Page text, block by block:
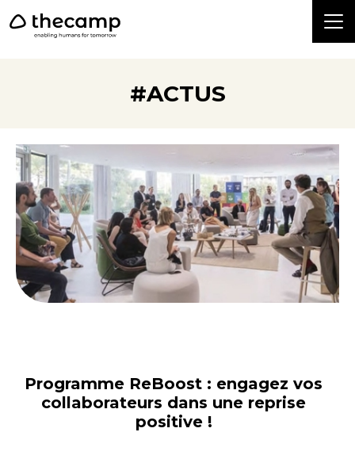
#ACTUS
Programme ReBoost : engagez vos
collaborateurs dans une reprise
positive !